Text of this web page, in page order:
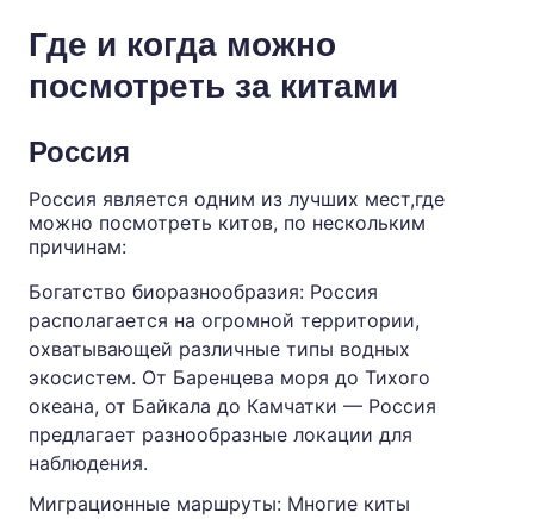
Где и когда можно
посмотреть за китами
Россия
Россия является одним из лучших мест,где
можно посмотреть китов, по нескольким
причинам:
Богатство биоразнообразия: Россия
располагается на огромной территории,
охватывающей различные типы водных
экосистем. От Баренцева моря до Тихого
океана, от Байкала до Камчатки — Россия
предлагает разнообразные локации для
наблюдения.
Миграционные маршруты: Многие киты